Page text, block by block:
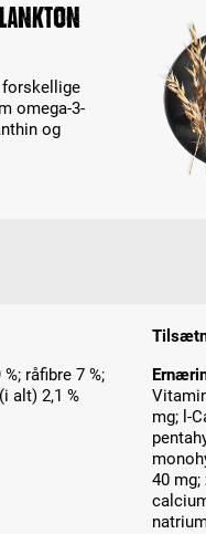
omega-3-
og
råfibre 7 %;
alt) 2,1 %
mg; l-
40